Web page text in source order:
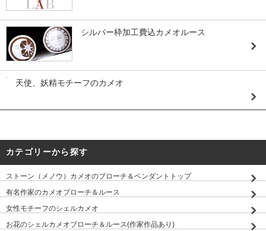
シルバー枠加工費込カメオルース
天使、妖精モチーフのカメオ
カテゴリーから探す
ストーン（メノウ）カメオのブローチ＆ペンダントトップ
有名作家のカメオブローチ＆ルース
女性モチーフのシェルカメオ
お花のシェルカメオブローチ＆ルース(作家作品あり)